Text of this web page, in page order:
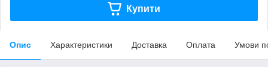
Купити
Опис Характеристики Доставка Оплата Умови